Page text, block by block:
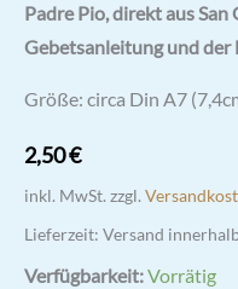
Padre Pio, direkt aus
Gebetsanleitung und der
Größe: circa Din A7
2,50€
inkl. MwSt. zzgl.
Lieferzeit: Versand
Verfügbarkeit:Vorrätig